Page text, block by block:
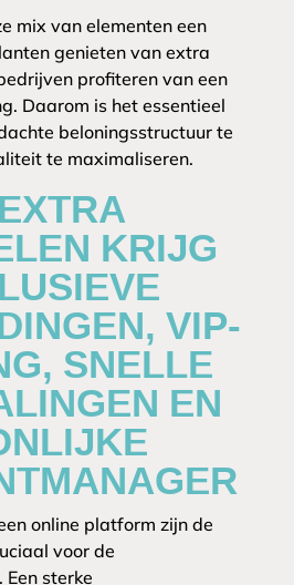
mix van elementen een
genieten van extra
profiteren van een
Daarom is het essentieel
beloningsstructuur te
te maximaliseren.
KRIJG
VIP-
SNELLE
EN
online platform zijn de
voor de
sterke